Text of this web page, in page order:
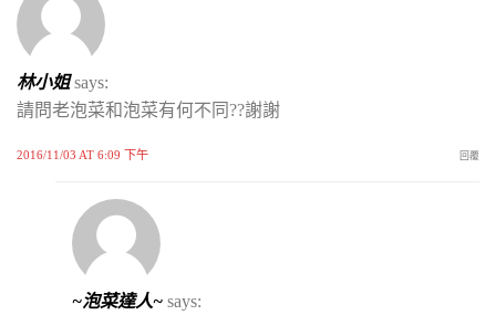
林小姐 says:
請問老泡菜和泡菜有何不同??謝謝
2016/11/03 AT 6:09 下午 回覆
~泡菜達人~ says: